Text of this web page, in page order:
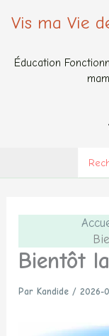
Vis ma Vie
Éducation
for:
Bientôt
Par Kandide/2026-